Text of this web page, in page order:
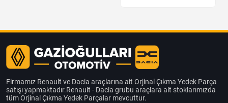
Firmamız Renault ve Dacia araçlarına ait Orjinal Çıkma Yedek Parça
satışı yapmaktadır.Renault - Dacia grubu araçlara ait stoklarımızda
tüm Orjinal Çıkma Yedek Parçalar mevcuttur.